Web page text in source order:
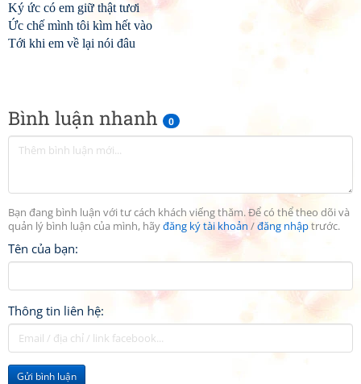
Bình luận nhanh 0
Bạn đang bình luận với tư cách khách viếng thăm. Để có thể theo dõi và
quản lý bình luận của mình, hãyđăng ký tài khoản /đăng nhậptrước.
Tên của bạn:
Thông tin liên hệ:
Gửi bình luận
Ký ức có em giữ thật tươi
Ức chế mình tôi kìm hết vào
Tới khi em về lại nói đâu